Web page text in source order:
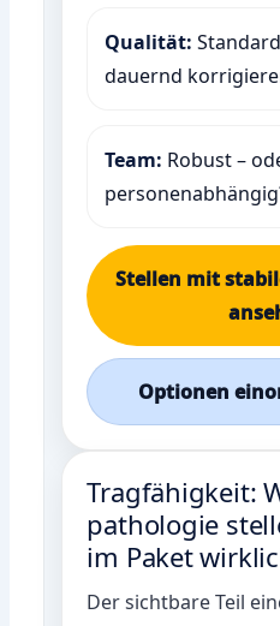
Qualität:
dauernd
Team: Robust –
Stellen mit
Optionen
Tragfähigkeit:
pathologie
im Paket
Der sichtbare Teil